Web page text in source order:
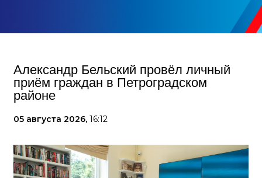
Александр Бельский провёл личный
приём граждан в Петроградском
районе
05 августа 2026, 16:12